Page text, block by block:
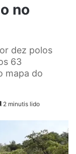
no
dez polos
63
mapa do
2 minutis lido